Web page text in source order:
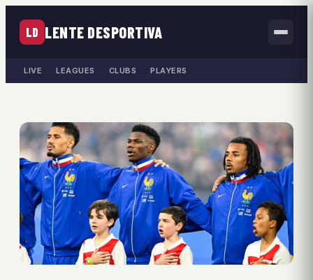
LD LENTE DESPORTIVA
LIVE LEAGUES CLUBS PLAYERS